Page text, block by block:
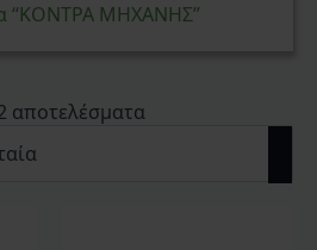
“ΚΟΝΤΡΑ ΜΗΧΑΝΗΣ”
αποτελέσματα